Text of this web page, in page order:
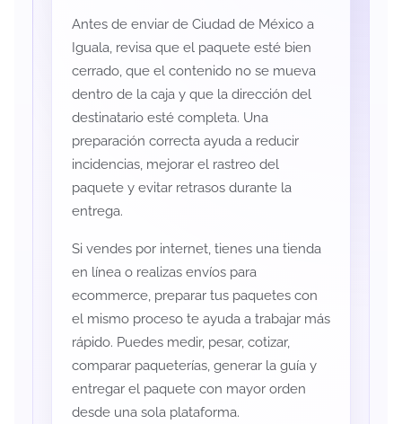
Antes de enviar de Ciudad de México a
Iguala, revisa que el paquete esté bien
cerrado, que el contenido no se mueva
dentro de la caja y que la dirección del
destinatario esté completa. Una
preparación correcta ayuda a reducir
incidencias, mejorar el rastreo del
paquete y evitar retrasos durante la
entrega.
Si vendes por internet, tienes una tienda
en línea o realizas envíos para
ecommerce, preparar tus paquetes con
el mismo proceso te ayuda a trabajar más
rápido. Puedes medir, pesar, cotizar,
comparar paqueterías, generar la guía y
entregar el paquete con mayor orden
desde una sola plataforma.